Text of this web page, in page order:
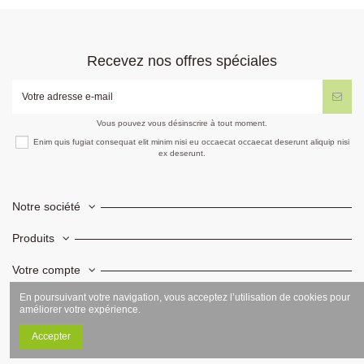
Recevez nos offres spéciales
Vous pouvez vous désinscrire à tout moment.
Enim quis fugiat consequat elit minim nisi eu occaecat occaecat deserunt aliquip nisi
ex deserunt.
Notre société
Produits
Votre compte
Informations
En poursuivant votre navigation, vous acceptez l’utilisation de cookies pour
améliorer votre expérience.
Accepter